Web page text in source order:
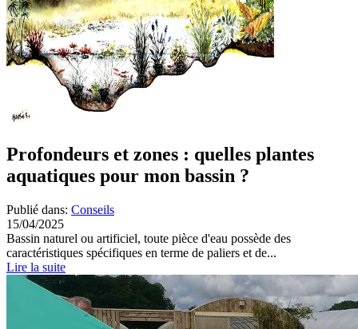
Profondeurs et zones : quelles plantes
aquatiques pour mon bassin ?
Publié dans: Conseils
15/04/2025
Bassin naturel ou artificiel, toute pièce d'eau possède des
caractéristiques spécifiques en terme de paliers et de...
Lire la suite